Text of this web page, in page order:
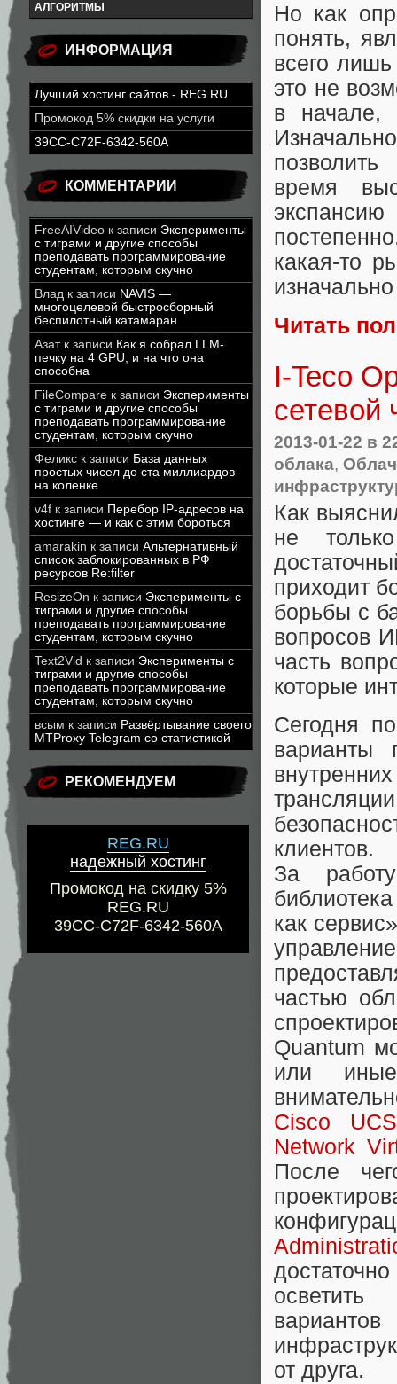
АЛГОРИТМЫ
ИНФОРМАЦИЯ
Лучший хостинг сайтов - REG.RU
Промокод 5% скидки на услуги
39CC-C72F-6342-560A
КОММЕНТАРИИ
FreeAIVideo к записи Эксперименты
с тиграми и другие способы
преподавать программирование
студентам, которым скучно
Влад к записи NAVIS —
многоцелевой быстросборный
беспилотный катамаран
Азатк записи Как я собрал LLM-
печку на 4 GPU, и на что она
способна
FileCompare к записи Эксперименты
с тиграми и другие способы
преподавать программирование
студентам, которым скучно
Феликс к записи База данных
простых чисел до ста миллиардов
на коленке
v4f к записи Перебор IP-адресов на
хостинге — и как с этим бороться
amarakin к записи Альтернативный
список заблокированных в РФ
ресурсов Re:filter
ResizeOn к записи Эксперименты с
тиграми и другие способы
преподавать программирование
студентам, которым скучно
Text2Vid к записи Эксперименты с
тиграми и другие способы
преподавать программирование
студентам, которым скучно
всым к записи Развёртывание своего
MTProxy Telegram со статистикой
РЕКОМЕНДУЕМ
REG.RU
надежный хостинг
Промокод на скидку 5%
REG.RU
39CC-C72F-6342-560A
Но как
понять,
всего
это не
в начале,
время
какая-то
Читать
I-Teco
сетевой
2013-01-22 в
облака,
Как
не
приходит
борьбы с
вопросов
часть
которые
Сегодня
варианты
клиентов.
За
как
частью
Quantum
или
Cisco
Network
После
осветить
от друга.